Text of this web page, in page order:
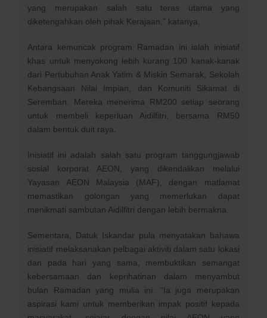
yang merupakan salah satu teras utama yang
diketengahkan oleh pihak Kerajaan,” katanya.
Antara kemuncak program Ramadan ini ialah inisiatif
khas untuk menyokong lebih kurang 100 kanak-kanak
dari Pertubuhan Anak Yatim & Miskin Semarak, Sekolah
Kebangsaan Nilai Impian, dan Komuniti Sikamat di
Seremban. Mereka menerima RM200 setiap seorang
untuk membeli keperluan Aidilfitri, bersama RM50
dalam bentuk duit raya.
Inisiatif ini adalah salah satu program tanggungjawab
sosial korporat AEON, yang dikendalikan melalui
Yayasan AEON Malaysia (MAF), dengan matlamat
memastikan golongan yang memerlukan dapat
menikmati sambutan Aidilfitri dengan lebih bermakna.
Sementara, Datuk Iskandar pula menyatakan bahawa
inisiatif melaksanakan pelbagai aktiviti dalam satu lokasi
dan pada hari yang sama, membuktikan semangat
kebersamaan dan keprihatinan dalam menyambut
bulan Ramadan yang mulia ini. “Ia juga merupakan
aspirasi kami untuk memberikan impak positif kepada